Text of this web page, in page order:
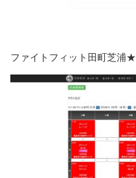
ファイトフィット田町芝浦★